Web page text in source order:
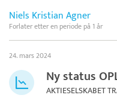
Niels Kristian Agner
Forlater etter en periode på 1 år
24. mars 2024
Ny status
AKTIESELSKABET